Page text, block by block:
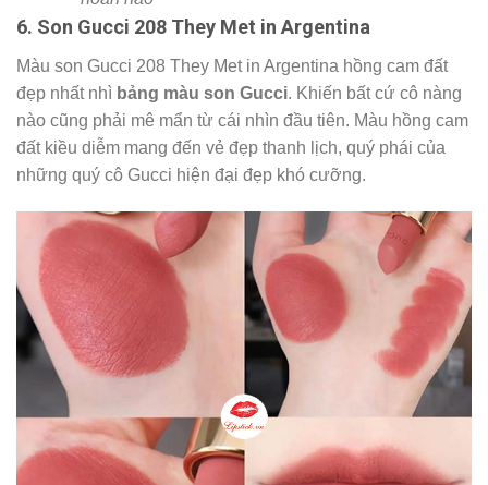
Son Gucci 509 màu Janie Scarlet đỏ trầm hoàn hảo
6. Son Gucci 208 They Met in Argentina
Màu son Gucci 208 They Met in Argentina hồng cam đất
đẹp nhất nhìbảng màu son Gucci. Khiến bất cứ cô nàng
nào cũng phải mê mẩn từ cái nhìn đầu tiên. Màu hồng cam
đất kiều diễm mang đến vẻ đẹp thanh lịch, quý phái của
những quý cô Gucci hiện đại đẹp khó cưỡng.